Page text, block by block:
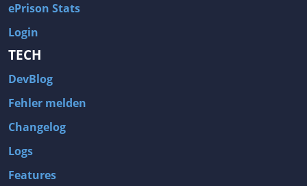
ePrison Stats
Login
TECH
DevBlog
Fehler melden
Changelog
Logs
Features